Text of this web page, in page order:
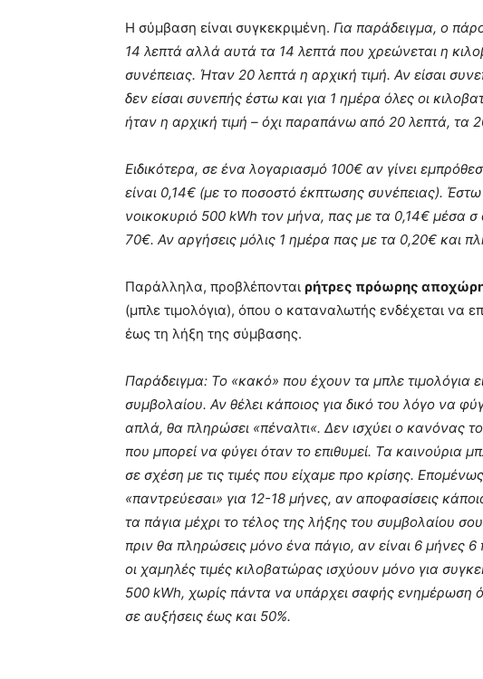
Η σύμβαση είναι συγκεκριμένη. Για παράδειγμα, ο
14 λεπτά αλλά αυτά τα 14 λεπτά που χρεώνεται η
συνέπειας. Ήταν 20 λεπτά η αρχική τιμή. Αν είσαι
δεν είσαι συνεπής έστω και για 1 ημέρα όλες οι
ήταν η αρχική τιμή – όχι παραπάνω από 20 λεπτά, τα
Ειδικότερα, σε ένα λογαριασμό 100€ αν γίνει
είναι 0,14€ (με το ποσοστό έκπτωσης συνέπειας).
νοικοκυριό 500 kWh τον μήνα, πας με τα 0,14€ μέσα
70€. Αν αργήσεις μόλις 1 ημέρα πας με τα 0,20€ και
Παράλληλα, προβλέπονται ρήτρες πρόωρης
(μπλε τιμολόγια), όπου ο καταναλωτής ενδέχεται να
έως τη λήξη της σύμβασης.
Παράδειγμα: Το «κακό» που έχουν τα μπλε τιμολόγια
συμβολαίου. Αν θέλει κάποιος για δικό του λόγο να
απλά, θα πληρώσει «πέναλτι«. Δεν ισχύει ο κανόνας
που μπορεί να φύγει όταν το επιθυμεί. Τα καινούρια
σε σχέση με τις τιμές που είχαμε προ κρίσης.
«παντρεύεσαι» για 12-18 μήνες, αν αποφασίσεις
τα πάγια μέχρι το τέλος της λήξης του συμβολαίου
πριν θα πληρώσεις μόνο ένα πάγιο, αν είναι 6 μήνες 6
οι χαμηλές τιμές κιλοβατώρας ισχύουν μόνο για
500 kWh, χωρίς πάντα να υπάρχει σαφής ενημέρωση
σε αυξήσεις έως και 50%.